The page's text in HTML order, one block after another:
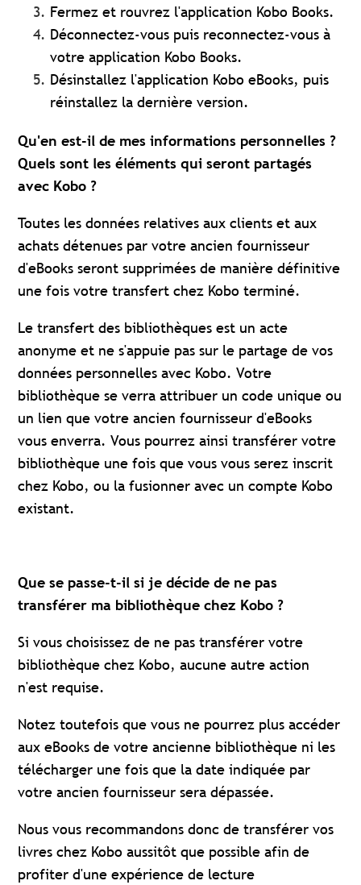
Fermez et rouvrez l'application Kobo Books.
Déconnectez-vous puis reconnectez-vous à
votre application Kobo Books.
Désinstallez l'application Kobo eBooks, puis
réinstallez la dernière version.
Qu'en est-il de mes informations personnelles ?
Quels sont les éléments qui seront partagés
avec Kobo ?
Toutes les données relatives aux clients et aux
achats détenues par votre ancien fournisseur
d'eBooks seront supprimées de manière définitive
une fois votre transfert chez Kobo terminé.
Le transfert des bibliothèques est un acte
anonyme et ne s'appuie pas sur le partage de vos
données personnelles avec Kobo. Votre
bibliothèque se verra attribuer un code unique ou
un lien que votre ancien fournisseur d'eBooks
vous enverra. Vous pourrez ainsi transférer votre
bibliothèque une fois que vous vous serez inscrit
chez Kobo, ou la fusionner avec un compte Kobo
existant.
Que se passe-t-il si je décide de ne pas
transférer ma bibliothèque chez Kobo ?
Si vous choisissez de ne pas transférer votre
bibliothèque chez Kobo, aucune autre action
n'est requise.
Notez toutefois que vous ne pourrez plus accéder
aux eBooks de votre ancienne bibliothèque ni les
télécharger une fois que la date indiquée par
votre ancien fournisseur sera dépassée.
Nous vous recommandons donc de transférer vos
livres chez Kobo aussitôt que possible afin de
profiter d'une expérience de lecture